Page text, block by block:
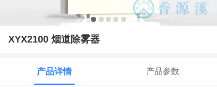
XYX2100 烟道除雾器
产品详情 产品参数